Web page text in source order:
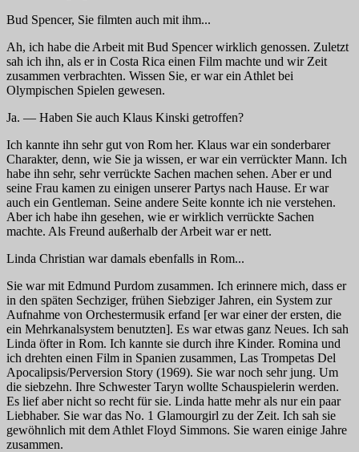
Bud Spencer, Sie filmten auch mit ihm...
Ah, ich habe die Arbeit mit Bud Spencer wirklich genossen. Zuletzt
sah ich ihn, als er in Costa Rica einen Film machte und wir Zeit
zusammen verbrachten. Wissen Sie, er war ein Athlet bei
Olympischen Spielen gewesen.
Ja. — Haben Sie auch Klaus Kinski getroffen?
Ich kannte ihn sehr gut von Rom her. Klaus war ein sonderbarer
Charakter, denn, wie Sie ja wissen, er war ein verrückter Mann. Ich
habe ihn sehr, sehr verrückte Sachen machen sehen. Aber er und
seine Frau kamen zu einigen unserer Partys nach Hause. Er war
auch ein Gentleman. Seine andere Seite konnte ich nie verstehen.
Aber ich habe ihn gesehen, wie er wirklich verrückte Sachen
machte. Als Freund außerhalb der Arbeit war er nett.
Linda Christian war damals ebenfalls in Rom...
Sie war mit Edmund Purdom zusammen. Ich erinnere mich, dass er
in den späten Sechziger, frühen Siebziger Jahren, ein System zur
Aufnahme von Orchestermusik erfand [er war einer der ersten, die
ein Mehrkanalsystem benutzten]. Es war etwas ganz Neues. Ich sah
Linda öfter in Rom. Ich kannte sie durch ihre Kinder. Romina und
ich drehten einen Film in Spanien zusammen, Las Trompetas Del
Apocalipsis/Perversion Story (1969). Sie war noch sehr jung. Um
die siebzehn. Ihre Schwester Taryn wollte Schauspielerin werden.
Es lief aber nicht so recht für sie. Linda hatte mehr als nur ein paar
Liebhaber. Sie war das No. 1 Glamourgirl zu der Zeit. Ich sah sie
gewöhnlich mit dem Athlet Floyd Simmons. Sie waren einige Jahre
zusammen.